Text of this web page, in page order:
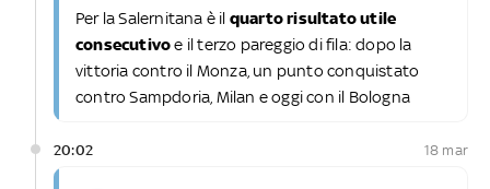
Per la Salernitana è il quarto risultato utile
consecutivoe il terzo pareggio di fila: dopo la
vittoria contro il Monza, un punto conquistato
contro Sampdoria, Milan e oggi con il Bologna
20:02 18 mar